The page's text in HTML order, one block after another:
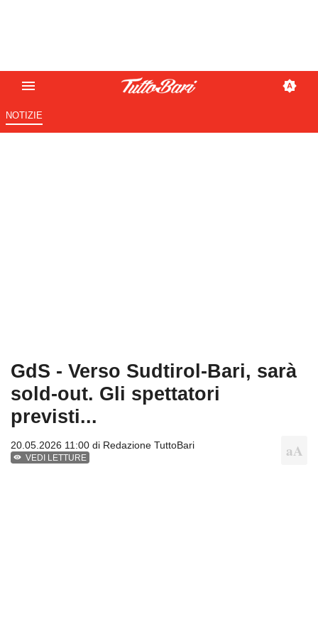
NOTIZIE
GdS - Verso Sudtirol-Bari, sarà
sold-out. Gli spettatori
previsti...
20.05.2026 11:00 di Redazione TuttoBari
VEDI LETTURE